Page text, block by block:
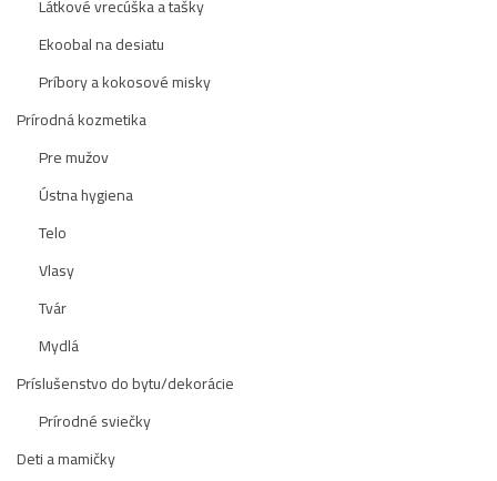
Látkové vrecúška a tašky
Ekoobal na desiatu
Príbory a kokosové misky
Prírodná kozmetika
Pre mužov
Ústna hygiena
Telo
Vlasy
Tvár
Mydlá
Príslušenstvo do bytu/dekorácie
Prírodné sviečky
Deti a mamičky